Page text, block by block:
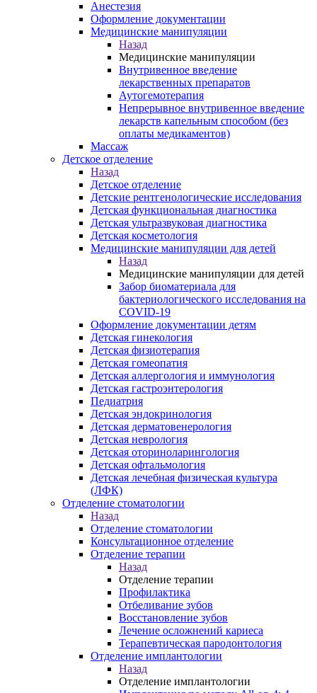
Анестезия
Оформление документации
Медицинские манипуляции
Назад
Медицинские манипуляции
Внутривенное введение
лекарственных препаратов
Аутогемотерапия
Непрерывное внутривенное введение
лекарств капельным способом (без
оплаты медикаментов)
Массаж
Детское отделение
Назад
Детское отделение
Детские рентгенологические исследования
Детская функциональная диагностика
Детская ультразвуковая диагностика
Детская косметология
Медицинские манипуляции для детей
Назад
Медицинские манипуляции для детей
Забор биоматериала для
бактериологического исследования на
COVID-19
Оформление документации детям
Детская гинекология
Детская физиотерапия
Детская гомеопатия
Детская аллергология и иммунология
Детская гастроэнтерология
Педиатрия
Детская эндокринология
Детская дерматовенерология
Детская неврология
Детская оториноларингология
Детская офтальмология
Детская лечебная физическая культура
(ЛФК)
Отделение стоматологии
Назад
Отделение стоматологии
Консультационное отделение
Отделение терапии
Назад
Отделение терапии
Профилактика
Отбеливание зубов
Восстановление зубов
Лечение осложнений кариеса
Терапевтическая пародонтология
Отделение имплантологии
Назад
Отделение имплантологии